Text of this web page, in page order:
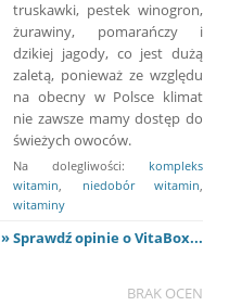
truskawki, pestek winogron,
żurawiny, pomarańczy i
dzikiej jagody, co jest dużą
zaletą, ponieważ ze względu
na obecny w Polsce klimat
nie zawsze mamy dostęp do
świeżych owoców.
Na dolegliwości: kompleks
witamin
niedobór witamin
witaminy
» Sprawdź opinie o VitaBox...
BRAK OCEN